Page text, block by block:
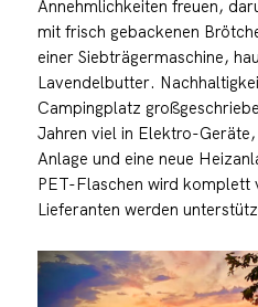
Annehmlichkeiten freuen,
mit frisch gebackenen
einer Siebträgermaschine,
Lavendelbutter.
Campingplatz
Jahren viel in Elektro-
Anlage und eine neue
PET-Flaschen wird komplett
Lieferanten werden